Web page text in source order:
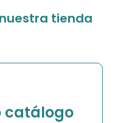
tienda
catálogo